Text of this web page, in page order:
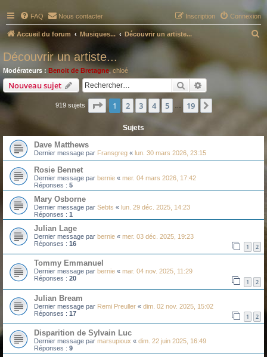
FAQ Nous contacter Connexion
Inscription
Accueil du forum Musiques... Découvrir un artiste...
r
Découvrir un artiste...
Modérateurs : Benoit de Bretagne,chloé
Nouveau sujet Rechercher
919 sujets Page 1sur19
1 2 3 4 5 19
Sujets
Dave Matthews
Dernier message par Fransgreg « lun. 30 mars 2026, 23:15
Rosie Bennet
Dernier message par bernie « mer. 04 mars 2026, 17:42
Réponses : 5
Mary Osborne
Dernier message par Sebts « lun. 29 déc. 2025, 14:23
Réponses : 1
Julian Lage
Dernier message par bernie « mer. 03 déc. 2025, 19:23
Réponses : 16 1 2
Tommy Emmanuel
Dernier message par bernie « mar. 04 nov. 2025, 11:29
Réponses : 20 1 2
Julian Bream
Dernier message par Remi Preuller « dim. 02 nov. 2025, 15:02
Réponses : 17 1 2
Disparition de Sylvain Luc
Dernier message par marsupioux « dim. 22 juin 2025, 16:49
Réponses : 9